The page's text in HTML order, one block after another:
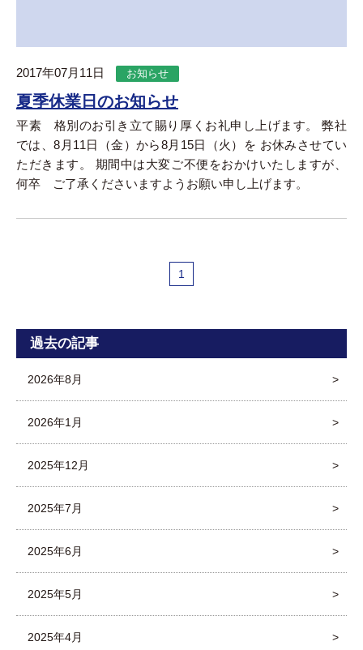
2017年07月11日 お知らせ
夏季休業日のお知らせ
平素 格別のお引き立て賜り厚くお礼申し上げます。 弊社
では、8月11日（金）から8月15日（火）を お休みさせてい
ただきます。 期間中は大変ご不便をおかけいたしますが、
何卒 ご了承くださいますようお願い申し上げます。
1
過去の記事
2026年8月
2026年1月
2025年12月
2025年7月
2025年6月
2025年5月
2025年4月